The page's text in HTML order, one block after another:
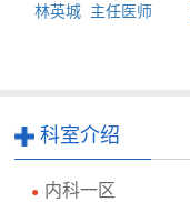
林英城 主任医师
科室介绍
● 内科一区